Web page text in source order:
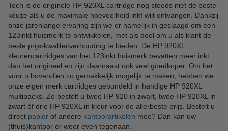
Toch is de originele HP 920XL cartridge nog steeds niet de beste
keuze als u de maximale hoeveelheid inkt wilt ontvangen. Dankzij
onze jarenlange ervaring zijn we er namelijk in geslaagd om een
123inkt huismerk te ontwikkelen, met als doel om u als klant de
beste prijs-kwaliteitverhouding te bieden. De HP 920XL
kleurencartridges van het 123inkt huismerk bevatten meer inkt
dan het origineel en zijn daarnaast ook veel goedkoper. Om het
voor u bovendien zo gemakkelijk mogelijk te maken, hebben we
onze eigen merk cartridges gebundeld in handige HP 920XL
multipacks. Zo bestelt u twee HP 920 in zwart, twee HP 920XL in
zwart óf drie HP 920XL in kleur voor de allerbeste prijs. Bestelt u
direct papier of andere kantoorartikelen mee? Dan kan uw
(thuis)kantoor er weer even tegenaan.